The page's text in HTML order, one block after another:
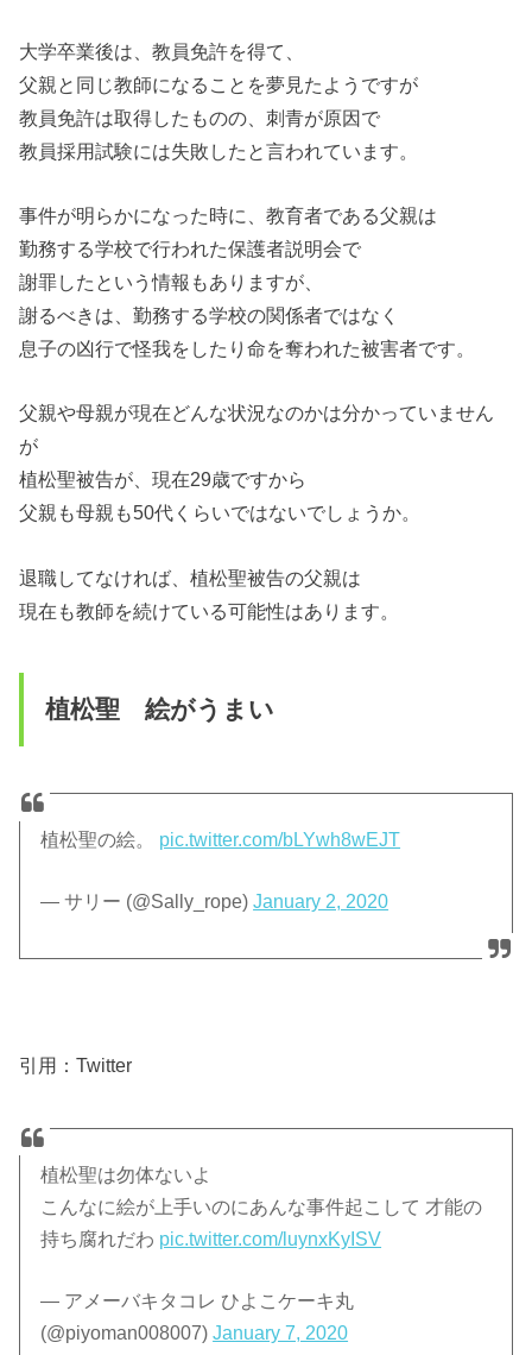
大学卒業後は、教員免許を得て、
父親と同じ教師になることを夢見たようですが
教員免許は取得したものの、刺青が原因で
教員採用試験には失敗したと言われています。
事件が明らかになった時に、教育者である父親は
勤務する学校で行われた保護者説明会で
謝罪したという情報もありますが、
謝るべきは、勤務する学校の関係者ではなく
息子の凶行で怪我をしたり命を奪われた被害者です。
父親や母親が現在どんな状況なのかは分かっていません
が
植松聖被告が、現在29歳ですから
父親も母親も50代くらいではないでしょうか。
退職してなければ、植松聖被告の父親は
現在も教師を続けている可能性はあります。
植松聖 絵がうまい
植松聖の絵。 pic.twitter.com/bLYwh8wEJT
— サリー (@Sally_rope)January 2, 2020
引用：Twitter
植松聖は勿体ないよ
こんなに絵が上手いのにあんな事件起こして 才能の
持ち腐れだわ pic.twitter.com/luynxKyISV
— アメーバキタコレ ひよこケーキ丸
(@piyoman008007)January 7, 2020